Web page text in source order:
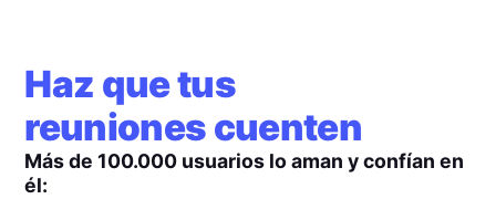
Haz que tus
reuniones cuenten
Más de 100.000 usuarios lo aman y confían en
él: